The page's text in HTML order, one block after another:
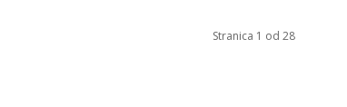
Stranica 1 od 28